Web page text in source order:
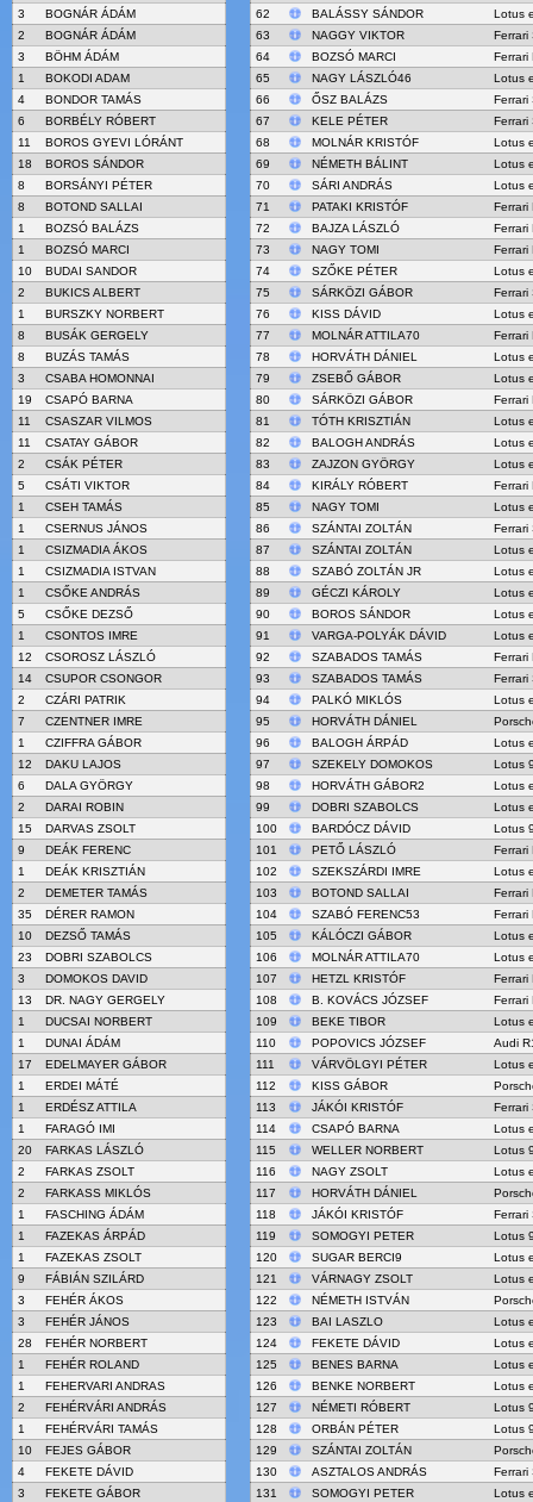
3
BOGNÁR ÁDÁM
2
BOGNÁR ÁDÁM
3
BÖHM ÁDÁM
1
BOKODI ADAM
4
BONDOR TAMÁS
6
BORBÉLY RÓBERT
11
BOROS GYEVI LÓRÁNT
18
BOROS SÁNDOR
8
BORSÁNYI PÉTER
8
BOTOND SALLAI
1
BOZSÓ BALÁZS
1
BOZSÓ MARCI
10
BUDAI SANDOR
2
BUKICS ALBERT
1
BURSZKY NORBERT
8
BUSÁK GERGELY
8
BUZÁS TAMÁS
3
CSABA HOMONNAI
19
CSAPÓ BARNA
11
CSASZAR VILMOS
11
CSATAY GÁBOR
2
CSÁK PÉTER
5
CSÁTI VIKTOR
1
CSEH TAMÁS
1
CSERNUS JÁNOS
1
CSIZMADIA ÁKOS
1
CSIZMADIA ISTVAN
1
CSŐKE ANDRÁS
5
CSŐKE DEZSŐ
1
CSONTOS IMRE
12
CSOROSZ LÁSZLÓ
14
CSUPOR CSONGOR
2
CZÁRI PATRIK
7
CZENTNER IMRE
1
CZIFFRA GÁBOR
12
DAKU LAJOS
6
DALA GYÖRGY
2
DARAI ROBIN
15
DARVAS ZSOLT
9
DEÁK FERENC
1
DEÁK KRISZTIÁN
2
DEMETER TAMÁS
35
DÉRER RAMON
10
DEZSŐ TAMÁS
23
DOBRI SZABOLCS
3
DOMOKOS DAVID
13
DR. NAGY GERGELY
1
DUCSAI NORBERT
1
DUNAI ÁDÁM
17
EDELMAYER GÁBOR
1
ERDEI MÁTÉ
1
ERDÉSZ ATTILA
1
FARAGÓ IMI
20
FARKAS LÁSZLÓ
2
FARKAS ZSOLT
2
FARKASS MIKLÓS
1
FASCHING ÁDÁM
1
FAZEKAS ÁRPÁD
1
FAZEKAS ZSOLT
9
FÁBIÁN SZILÁRD
3
FEHÉR ÁKOS
3
FEHÉR JÁNOS
28
FEHÉR NORBERT
1
FEHÉR ROLAND
1
FEHERVARI ANDRAS
2
FEHÉRVÁRI ANDRÁS
1
FEHÉRVÁRI TAMÁS
10
FEJES GÁBOR
4
FEKETE DÁVID
3
FEKETE GÁBOR
62
BALÁSSY SÁNDOR
Lotus
63
NAGGY VIKTOR
Ferrari
64
BOZSÓ MARCI
Ferrari
65
NAGY LÁSZLÓ46
Lotus
66
ŐSZ BALÁZS
Ferrari
67
KELE PÉTER
Ferrari
68
MOLNÁR KRISTÓF
Lotus
69
NÉMETH BÁLINT
Lotus
70
SÁRI ANDRÁS
Lotus
71
PATAKI KRISTÓF
Ferrari
72
BAJZA LÁSZLÓ
Ferrari
73
NAGY TOMI
Ferrari
74
SZŐKE PÉTER
Lotus
75
SÁRKÖZI GÁBOR
Ferrari
76
KISS DÁVID
Lotus
77
MOLNÁR ATTILA70
Ferrari
78
HORVÁTH DÁNIEL
Lotus
79
ZSEBŐ GÁBOR
Lotus
80
SÁRKÖZI GÁBOR
Ferrari
81
TÓTH KRISZTIÁN
Lotus
82
BALOGH ANDRÁS
Lotus
83
ZAJZON GYÖRGY
Lotus
84
KIRÁLY RÓBERT
Ferrari
85
NAGY TOMI
Lotus
86
SZÁNTAI ZOLTÁN
Ferrari
87
SZÁNTAI ZOLTÁN
Lotus
88
SZABÓ ZOLTÁN JR
Lotus
89
GÉCZI KÁROLY
Lotus
90
BOROS SÁNDOR
Lotus
91
VARGA-POLYÁK DÁVID
Lotus
92
SZABADOS TAMÁS
Ferrari
93
SZABADOS TAMÁS
Ferrari
94
PALKÓ MIKLÓS
Lotus
95
HORVÁTH DÁNIEL
96
BALOGH ÁRPÁD
Lotus
97
SZEKELY DOMOKOS
Lotus
98
HORVÁTH GÁBOR2
Lotus
99
DOBRI SZABOLCS
Lotus
100
BARDÓCZ DÁVID
Lotus
101
PETŐ LÁSZLÓ
Ferrari
102
SZEKSZÁRDI IMRE
Lotus
103
BOTOND SALLAI
Ferrari
104
SZABÓ FERENC53
Ferrari
105
KÁLÓCZI GÁBOR
Lotus
106
MOLNÁR ATTILA70
Lotus
107
HETZL KRISTÓF
Ferrari
108
B. KOVÁCS JÓZSEF
Ferrari
109
BEKE TIBOR
Lotus
110
POPOVICS JÓZSEF
Audi
111
VÁRVÖLGYI PÉTER
Lotus
112
KISS GÁBOR
113
JÁKÓI KRISTÓF
Ferrari
114
CSAPÓ BARNA
Lotus
115
WELLER NORBERT
Lotus
116
NAGY ZSOLT
Lotus
117
HORVÁTH DÁNIEL
118
JÁKÓI KRISTÓF
Ferrari
119
SOMOGYI PETER
Lotus
120
SUGAR BERCI9
Lotus
121
VÁRNAGY ZSOLT
Lotus
122
NÉMETH ISTVÁN
123
BAI LASZLO
Lotus
124
FEKETE DÁVID
Lotus
125
BENES BARNA
Lotus
126
BENKE NORBERT
Lotus
127
NÉMETI RÓBERT
Lotus
128
ORBÁN PÉTER
Lotus
129
SZÁNTAI ZOLTÁN
130
ASZTALOS ANDRÁS
Ferrari
131
SOMOGYI PETER
Lotus